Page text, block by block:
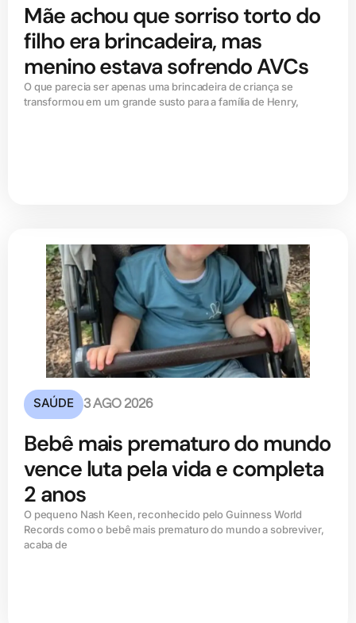
Mãe achou que sorriso torto do
filho era brincadeira, mas
menino estava sofrendo AVCs
O que parecia ser apenas uma brincadeira de criança se
transformou em um grande susto para a família de Henry,
SAÚDE 3 AGO 2026
Bebê mais prematuro do mundo
vence luta pela vida e completa
2 anos
O pequeno Nash Keen, reconhecido pelo Guinness World
Records como o bebê mais prematuro do mundo a sobreviver,
acaba de